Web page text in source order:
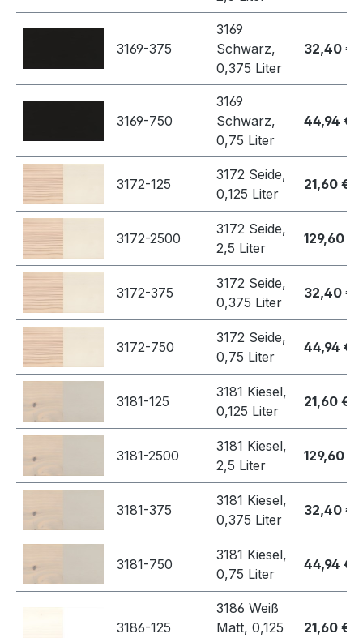
3169-375
3169
Schwarz,
0,375 Liter
32,40 €
3169-750
3169
Schwarz,
0,75 Liter
44,94 €
3172-125
3172 Seide,
0,125 Liter
21,60 €
3172-2500
3172 Seide,
2,5 Liter
129,60 €
3172-375
3172 Seide,
0,375 Liter
32,40 €
3172-750
3172 Seide,
0,75 Liter
44,94 €
3181-125
3181 Kiesel,
0,125 Liter
21,60 €
3181-2500
3181 Kiesel,
2,5 Liter
129,60 €
3181-375
3181 Kiesel,
0,375 Liter
32,40 €
3181-750
3181 Kiesel,
0,75 Liter
44,94 €
3186-125
3186 Weiß
Matt, 0,125
21,60 €